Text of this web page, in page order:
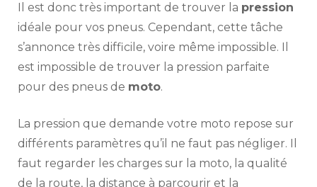
Il est donc très important de trouver la pression
idéale pour vos pneus. Cependant, cette tâche
s’annonce très difficile, voire même impossible. Il
est impossible de trouver la pression parfaite
pour des pneus de moto.
La pression que demande votre moto repose sur
différents paramètres qu’il ne faut pas négliger. Il
faut regarder les charges sur la moto, la qualité
de la route, la distance à parcourir et la